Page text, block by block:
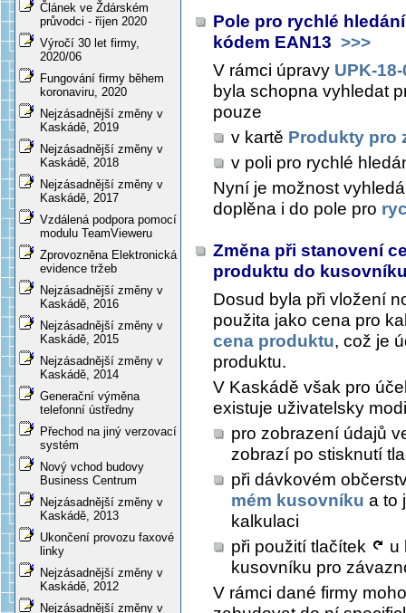
Článek ve Ždárském
průvodci - říjen 2020
Výročí 30 let firmy,
2020/06
Fungování firmy během
koronaviru, 2020
Nejzásadnější změny v
Kaskádě, 2019
Nejzásadnější změny v
Kaskádě, 2018
Nejzásadnější změny v
Kaskádě, 2017
Vzdálená podpora pomocí
modulu TeamVieweru
Zprovozněna Elektronická
evidence tržeb
Nejzásadnější změny v
Kaskádě, 2016
Nejzásadnější změny v
Kaskádě, 2015
Nejzásadnější změny v
Kaskádě, 2014
Generační výměna
telefonní ústředny
Přechod na jiný verzovací
systém
Nový vchod budovy
Business Centrum
Nejzásadnější změny v
Kaskádě, 2013
Ukončení provozu faxové
linky
Nejzásadnější změny v
Kaskádě, 2012
Nejzásadnější změny v
Pole pro rychlé
kódem EAN13 >>>
V rámci úpravy UPK-
byla schopna vyhledat
pouze
v kartě Produkty pro
v poli pro rychlé
Nyní je možnost
doplěna i do pole pro
Změna při stanovení
produktu do
Dosud byla při vložení
použita jako cena pro
cena produktu, což je
produktu.
V Kaskádě však pro
existuje uživatelsky
pro zobrazení údajů
zobrazí po stisknutí
při dávkovém
mém kusovníku a to
kalkulaci
při použití tlačítek
u
kusovníku pro
V rámci dané firmy